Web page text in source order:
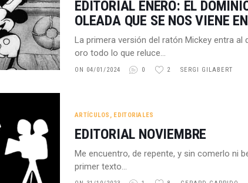
EDITORIAL ENERO: EL
OLEADA QUE SE NOS VIENE
La primera versión del ratón Mickey entra al
oro todo lo que reluce…
ON 04/01/2024 0 2 SERGI GILABERT
ARTÍCULOS EDITORIALES
EDITORIAL NOVIEMBRE
Me encuentro, de repente, y sin comerlo ni
primer texto…